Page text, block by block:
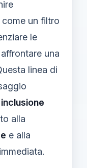
un filtro
le
una
linea di
inclusione
alla
e alla